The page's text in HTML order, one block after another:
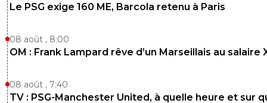
Le PSG exige 160 ME, Barcola retenu à Paris
08 août , 8:00
OM : Frank Lampard rêve d’un Marseillais au salaire
08 août , 7:40
TV : PSG-Manchester United, à quelle heure et sur